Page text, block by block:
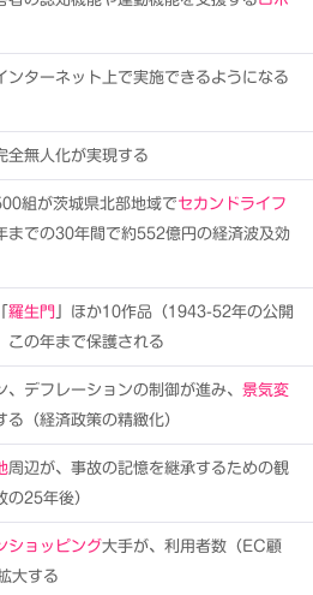
ンターネット上で実施できるようになる
全無人化が実現する
組が茨城県北部地域でセカンドライフ
までの30年間で約552億円の経済波及効
羅生門
」ほか10作品（1943-52年の公開
この年まで保護される
、デフレーションの制御が進み、 景気変
る（経済政策の精緻化）
周辺が、事故の記憶を継承するための観
の25年後）
ショッピング大手が、利用者数（EC顧
大する